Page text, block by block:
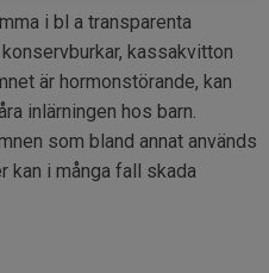
i bl a transparenta
kassakvitton
är hormonstörande, kan
inlärningen hos barn.
som bland annat används
kan i många fall skada